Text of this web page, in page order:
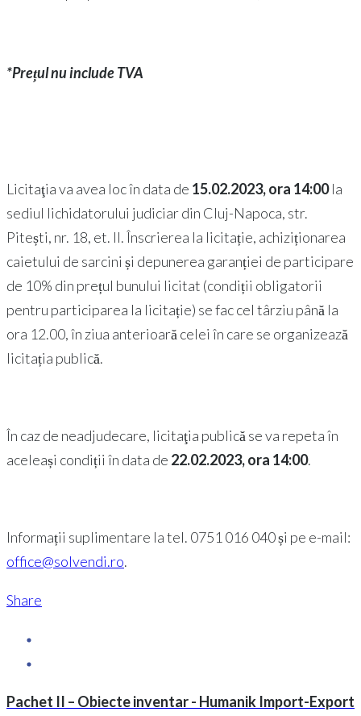
*Prețul nu include TVA
Licitaţia va avea loc în data de 15.02.2023, ora 14:00la
sediul lichidatorului judiciar din Cluj-Napoca, str.
Pitești, nr. 18, et. II. Înscrierea la licitație, achiziționarea
caietului de sarcini și depunerea garanției de participare
de 10% din prețul bunului licitat (condiții obligatorii
pentru participarea la licitație) se fac cel târziu până la
ora 12.00, în ziua anterioară celei în care se organizează
licitația publică.
În caz de neadjudecare, licitaţia publică se va repeta în
aceleași condiții în data de 22.02.2023, ora 14:00.
Informații suplimentare la tel. 0751 016 040 și pe e-mail:
office@solvendi.ro.
Share
Pachet II – Obiecte inventar - Humanik Import-Export